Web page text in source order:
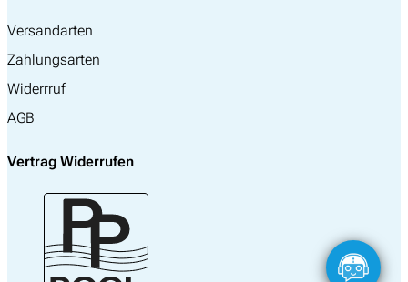
Versandarten
Zahlungsarten
Widerrruf
AGB
Vertrag Widerrufen